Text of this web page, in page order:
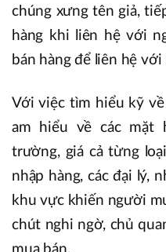
chúng xưng tên giả,
hàng khi liên hệ với
bán hàng để liên hệ
Với việc tìm hiểu kỹ
am hiểu về các mặt
trường, giá cả từng
nhập hàng, các đại lý,
khu vực khiến người
chút nghi ngờ, chủ